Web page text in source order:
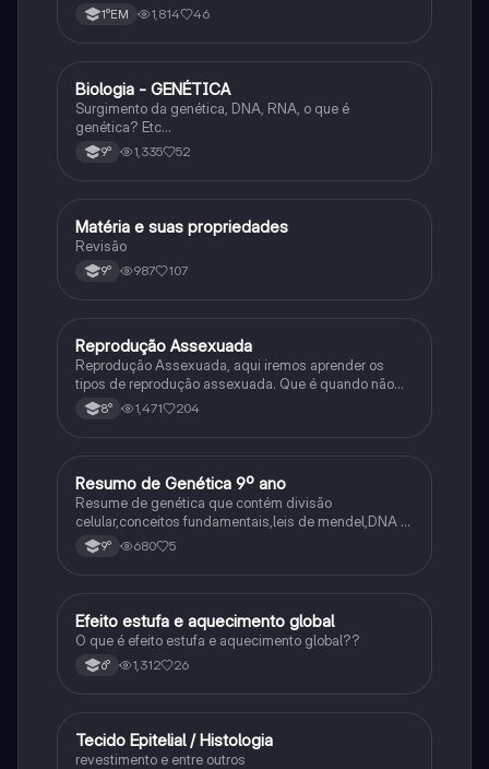
1°EM 1,814 46
Ciência
Biologia - GENÉTICA
Surgimento da genética, DNA, RNA, o que é
genética? Etc…
9° 1,335 52
Ciência
Matéria e suas propriedades
Revisão
9° 987 107
Ciência
Reprodução Assexuada
Reprodução Assexuada, aqui iremos aprender os
tipos de reprodução assexuada. Que é quando não
ocorre a fusão de gametas.
8° 1,471 204
Ciência
Resumo de Genética 9º ano
Resume de genética que contém divisão
celular,conceitos fundamentais,leis de mendel,DNA e
RNA9° 680 5
Ciência
Efeito estufa e aquecimento global
O que é efeito estufa e aquecimento global??
6° 1,312 26
Ciência
Tecido Epitelial / Histologia
revestimento e entre outros